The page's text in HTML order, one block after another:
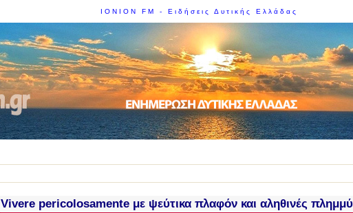
IONION FM - Ειδήσεις Δυτικής Ελλάδας
Vivere pericolosamente με ψεύτικα πλαφόν και αληθινές